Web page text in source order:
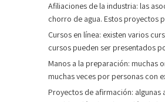
Afiliaciones de la industria: las
chorro de agua. Estos proyectos
Cursos en línea: existen varios
cursos pueden ser presentados
Manos a la preparación: muchas
muchas veces por personas con
Proyectos de afirmación: